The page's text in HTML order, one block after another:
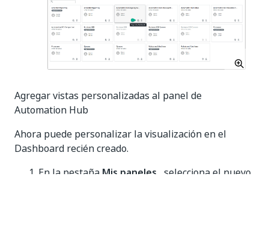
Agregar vistas personalizadas al panel de
Automation Hub
Ahora puede personalizar la visualización en el
Dashboard recién creado.
En la pestaña Mis paneles , selecciona el nuevo